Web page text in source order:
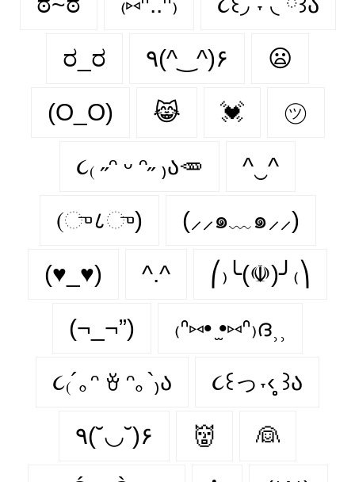
ರ_ರ ٩(^‿^)۶ 😦
(O_O) 😹 💓 ㋡
૮₍ ˶ᵔ ᵕ ᵔ˶ ₎ა🥕 ^‿^
(ு८ு) (⸝⸝๑﹏๑⸝⸝)
(♥_♥) ^.^ ⎛₎╰(☫)╯₍⎞
(¬_¬”) ₍ᐢ⑅• ̫•⑅ᐢ₎ദ⸒⸒
૮₍´｡ᵔ ꈊ ᵔ｡`₎ა ૮꒰っ˕‹̥̥̥ ꒱ა
٩(˘◡˘)۶ 👹 👰